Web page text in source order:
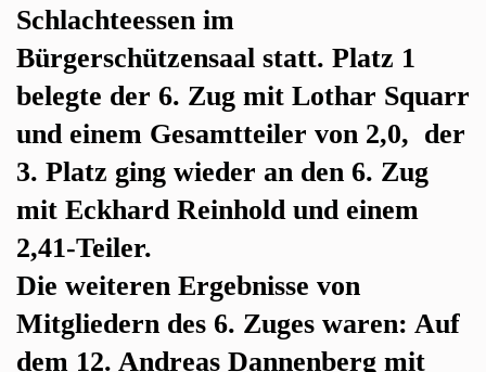
Schlachteessen im
Bürgerschützensaal statt. Platz 1
belegte der 6. Zug mit Lothar Squarr
und einem Gesamtteiler von 2,0, der
3. Platz ging wieder an den 6. Zug
mit Eckhard Reinhold und einem
2,41-Teiler.
Die weiteren Ergebnisse von
Mitgliedern des 6. Zuges waren: Auf
dem 12. Andreas Dannenberg mit